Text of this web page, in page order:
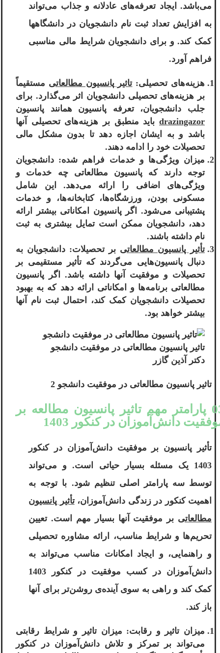
می‌باشد. ایجاد تعرفه‌های عادلانه و جذاب می‌تواند
به افزایش تعداد ثبت نام دانشجویان در دانشگاهها
کمک کند. و برای دانشجویان شرایط مالی مناسبی
فراهم آورد.
هزینه‌های تحصیلی:تاثیر پانسیون مطالعاتی مستقیماً
بر هزینه‌های تحصیلی دانشجویان اثر می‌گذارد. برای
جلب دانشجویان، تعرفه پانسیون همانند پانسیون
drazingazor باید منطبق بر هزینه‌های تحصیلی آنها
باشد و به ایشان اجازه دهد تا بدون مشکل مالی
تحصیلات خود را ادامه دهند.
میزان ویژگی‌ها و خدمات فراهم شده: دانشجویان
توجه دارند که پانسیون مطالعاتی چه خدمات و
ویژگی‌های اضافی را ارائه می‌دهد. این شامل
مسکونی بودن، ورزشگاه‌ها، کتابخانه‌ها، و خدمات
پشتیبانی می‌شود. اگر پانسیون امکاناتی بیشتر ارائه
دهد، دانشجویان ممکن است تمایل بیشتری به ثبت
نام داشته باشند.
تأثیر پانسیون مطالعاتی بر تحصیلات: دانشجویان به
دنبال پانسیون‌هایی می‌گردند که تأثیر مستقیمی بر
تحصیلات و موفقیت آنها داشته باشد. اگر پانسیون
مطالعاتی برنامه‌ها و امکاناتی ارائه دهد که به بهبود
تحصیلات دانشجویان کمک کند، احتمال ثبت نام آنها
بیشتر خواهد بود.
تاثیر پانسیون مطالعاتی در موفقیت دانشجو
دکتر آذین گازر
تاثیر پانسیون مطالعاتی در موفقیت دانشجو 2
03 پارامتر مهم تاثیر پانسیون مطالعه بر
دانش‌آموزان در کنکور 1403
تأثیر پانسیون بر موفقیت دانش‌آموزان در کنکور
1403 یک مسئله بسیار حیاتی است. و می‌تواند
توسط سه پارامتر اصلی تنظیم شود. با توجه به
اهمیت کنکور در زندگی دانش‌آموزان،تأثیر پانسیون
مطالعاتی بر موفقیت آنها بسیار مهم است. تعیین
تحریم‌ها و شرایط مناسب، ارائه مشاوره تحصیلی
و راهنمایی، و ایجاد امکانات مناسب می‌تواند به
دانش‌آموزان در کسب موفقیت در کنکور 1403
کمک کند و راهی به سوی آینده‌ی روشن‌تر برای آنها
باز کند.
میزان تاثیر و رقابت: میزان تاثیر و شرایط رقابتی
می‌تواند بر تمرکز و تلاش دانش‌آموزان در کنکور